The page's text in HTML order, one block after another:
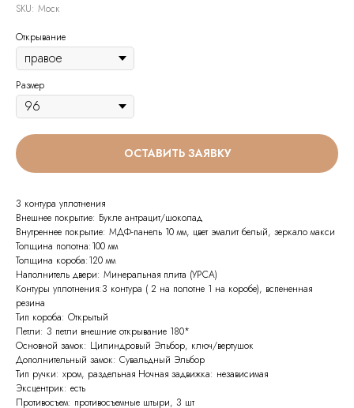
SKU: Моск
Открывание
Размер
ОСТАВИТЬ ЗАЯВКУ
3 контура уплотнения
Внешнее покрытие: Букле антрацит/шоколад
Внутреннее покрытие: МДФ-панель 10 мм, цвет эмалит белый, зеркало макси
Толщина полотна:100 мм
Толщина короба:120 мм
Наполнитель двери: Минеральная плита (УРСА)
Контуры уплотнения:3 контура ( 2 на полотне 1 на коробе), вспененная
резина
Тип короба: Открытый
Петли: 3 петли внешние открывание 180*
Основной замок: Цилиндровый Эльбор, ключ/вертушок
Дополнительный замок: Сувальдный Эльбор
Тип ручки: хром, раздельная Ночная задвижка: независимая
Эксцентрик: есть
Противосъем: противосъемные штыри, 3 шт